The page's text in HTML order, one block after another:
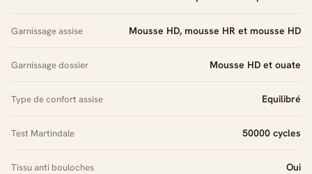
Garnissage assise Mousse HD, mousse HR et mousse HD
Garnissage dossier Mousse HD et ouate
Type de confort assise Equilibré
Test Martindale 50000 cycles
Tissu anti bouloches Oui